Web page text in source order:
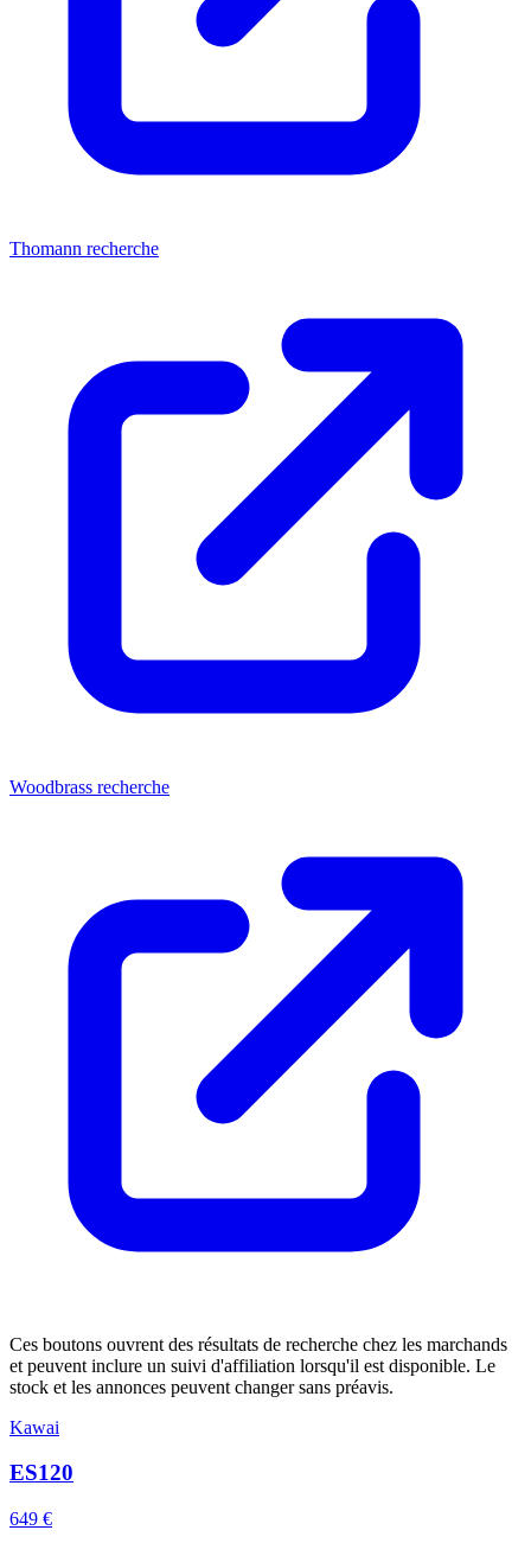
Thomann recherche
Woodbrass recherche
Ces boutons ouvrent des résultats de recherche chez les marchands
et peuvent inclure un suivi d'affiliation lorsqu'il est disponible. Le
stock et les annonces peuvent changer sans préavis.
Kawai
ES120
649 €